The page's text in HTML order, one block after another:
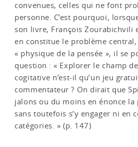
convenues, celles qui ne font
personne. C’est pourquoi,
son livre, François Zourabichvili
en constitue le problème
« physique de la pensée », il se
question : « Explorer le champ
cogitative n’est-il qu’un jeu
commentateur ? On dirait que
jalons ou du moins en énonce
sans toutefois s’y engager ni en
catégories. » (p. 147)